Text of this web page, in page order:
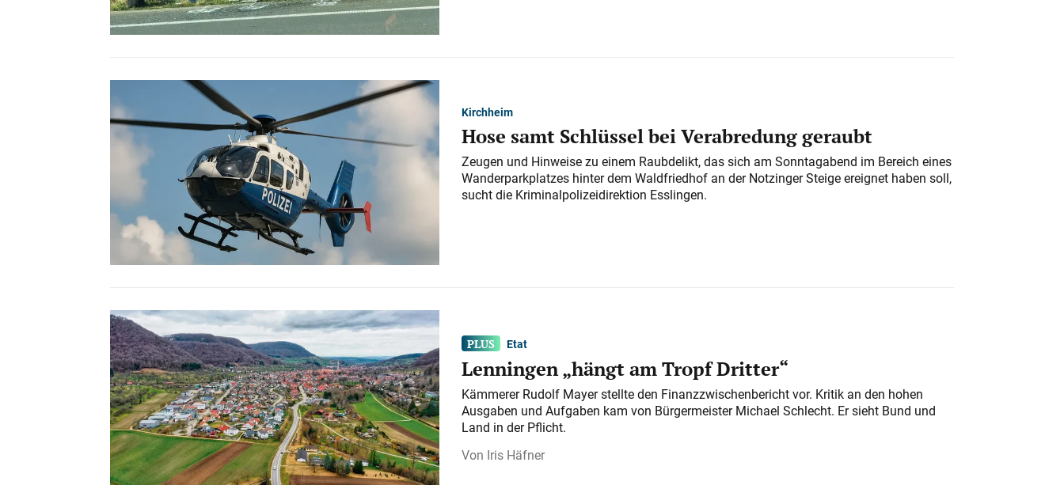
Kirchheim
Hose samt Schlüssel bei Verabredung geraubt
Zeugen und Hinweise zu einem Raubdelikt, das sich am Sonntagabend im Bereich eines
Wanderparkplatzes hinter dem Waldfriedhof an der Notzinger Steige ereignet haben soll,
sucht die Kriminalpolizeidirektion Esslingen.
Etat
Lenningen „hängt am Tropf Dritter“
Kämmerer Rudolf Mayer stellte den Finanzzwischenbericht vor. Kritik an den hohen
Ausgaben und Aufgaben kam von Bürgermeister Michael Schlecht. Er sieht Bund und
Land in der Pflicht.
Iris Häfner